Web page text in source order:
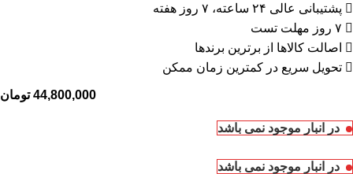
پشتیبانی عالی ۲۴ ساعته، ۷ روز هفته
۷ روز مهلت تست
اصالت کالاها از برترین برندها
تحویل سریع در کمترین زمان ممکن
44,800,000 تومان
در انبار موجود نمی باشد
در انبار موجود نمی باشد